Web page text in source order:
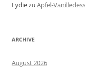
Lydiezu Apfel-
ARCHIVE
August 2026